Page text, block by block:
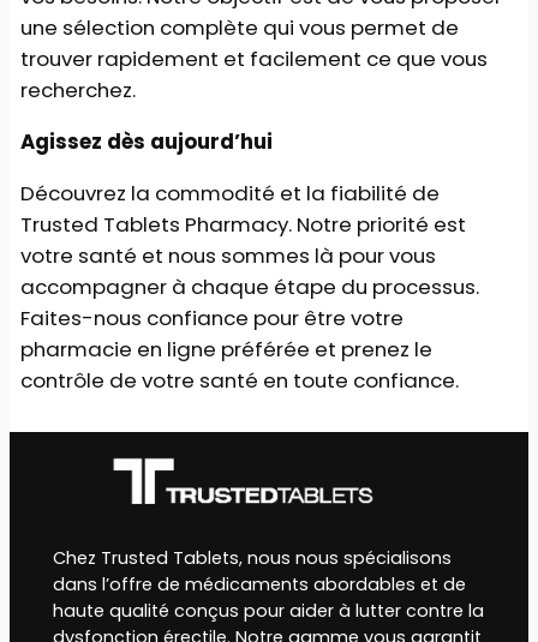
une sélection complète qui vous permet de
trouver rapidement et facilement ce que vous
recherchez.
Agissez dès aujourd’hui
Découvrez la commodité et la fiabilité de
Trusted Tablets Pharmacy. Notre priorité est
votre santé et nous sommes là pour vous
accompagner à chaque étape du processus.
Faites-nous confiance pour être votre
pharmacie en ligne préférée et prenez le
contrôle de votre santé en toute confiance.
Chez Trusted Tablets, nous nous spécialisons
dans l’offre de médicaments abordables et de
haute qualité conçus pour aider à lutter contre la